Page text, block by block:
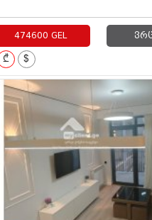
474600 GEL
₾ $